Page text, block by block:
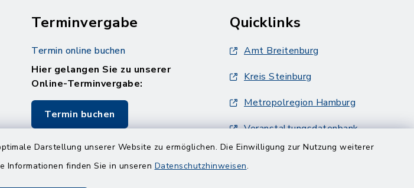
Darstellung unserer Website zu ermöglichen. Die Einwilligung zur Nutzung weiterer
Informationen finden Sie in unseren Datenschutzhinweisen.
Terminvergabe
Termin online buchen
Hier gelangen Sie zu unserer
Online-Terminvergabe:
Termin buchen
Quicklinks
Amt Breitenburg
Kreis Steinburg
Metropolregion Hamburg
Veranstaltungsdatenbank
Metropolregion Hamburg